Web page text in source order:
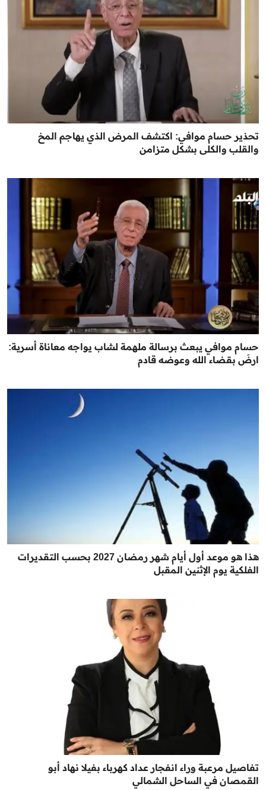
تحذير حسام موافي: اكتشف المرض الذي يهاجم المخ
والقلب والكلى بشكل متزامن
حسام موافي يبعث برسالة ملهمة لشاب يواجه معاناة أسرية:
ارضَ بقضاء الله وعوضه قادم
هذا هو موعد أول أيام شهر رمضان 2027 بحسب التقديرات
الفلكية يوم الإثنين المقبل
تفاصيل مرعبة وراء انفجار عداد كهرباء بفيلا نهاد أبو
القمصان في الساحل الشمالي